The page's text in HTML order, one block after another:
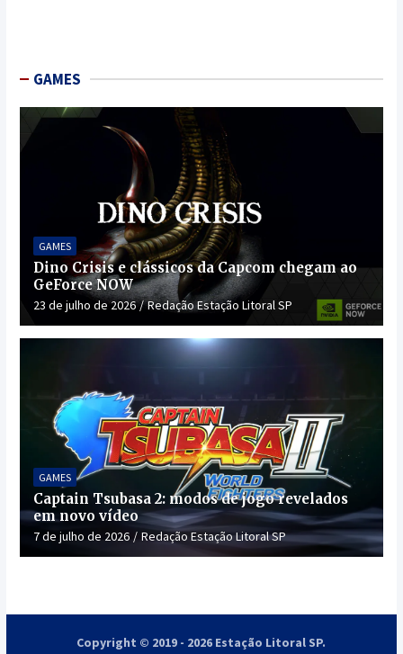
GAMES
GAMES
Dino Crisis e clássicos da Capcom chegam ao
GeForce NOW
23 de julho de 2026 Redação Estação Litoral SP
GAMES
Captain Tsubasa 2: modos de jogo revelados
em novo vídeo
7 de julho de 2026 Redação Estação Litoral SP
Copyright © 2019 - 2026 Estação Litoral SP.